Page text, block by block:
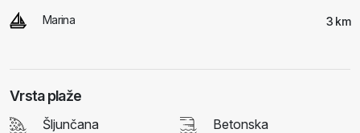
Marina 3 km
Vrsta plaže
Šljunčana Betonska